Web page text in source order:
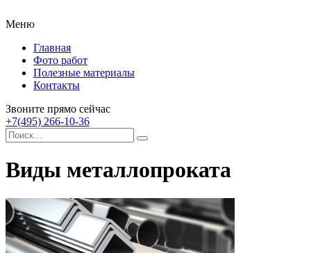
Меню
Главная
Фото работ
Полезные материалы
Контакты
Звоните прямо сейчас
+7(495) 266-10-36
Виды металлопроката